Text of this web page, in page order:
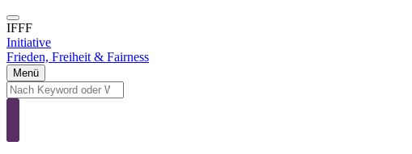
Direkt
zum
Inhalt
IFFF
Initiative
Frieden, Freiheit & Fairness
Menü
Suche